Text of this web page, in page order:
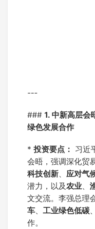
---
### 1. 中新高层会
绿色发展合作
* 投资要点： 习近
会晤，强调深化贸
科技创新、 应对气
潜力，以及农业、
文交流。李强总理
车、 工业绿色低碳、
作。